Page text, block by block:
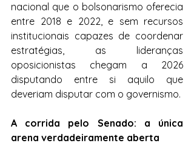
nacional que o bolsonarismo oferecia
entre 2018 e 2022, e sem recursos
institucionais capazes de coordenar
estratégias, as lideranças
oposicionistas chegam a 2026
disputando entre si aquilo que
deveriam disputar com o governismo.
A corrida pelo Senado: a única
arena verdadeiramente aberta